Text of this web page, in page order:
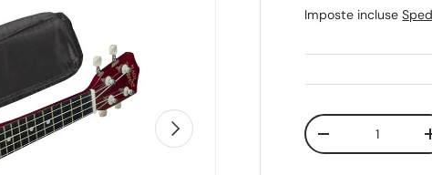
Avanti
Imposte incluse
Q.tà
Diminuire la